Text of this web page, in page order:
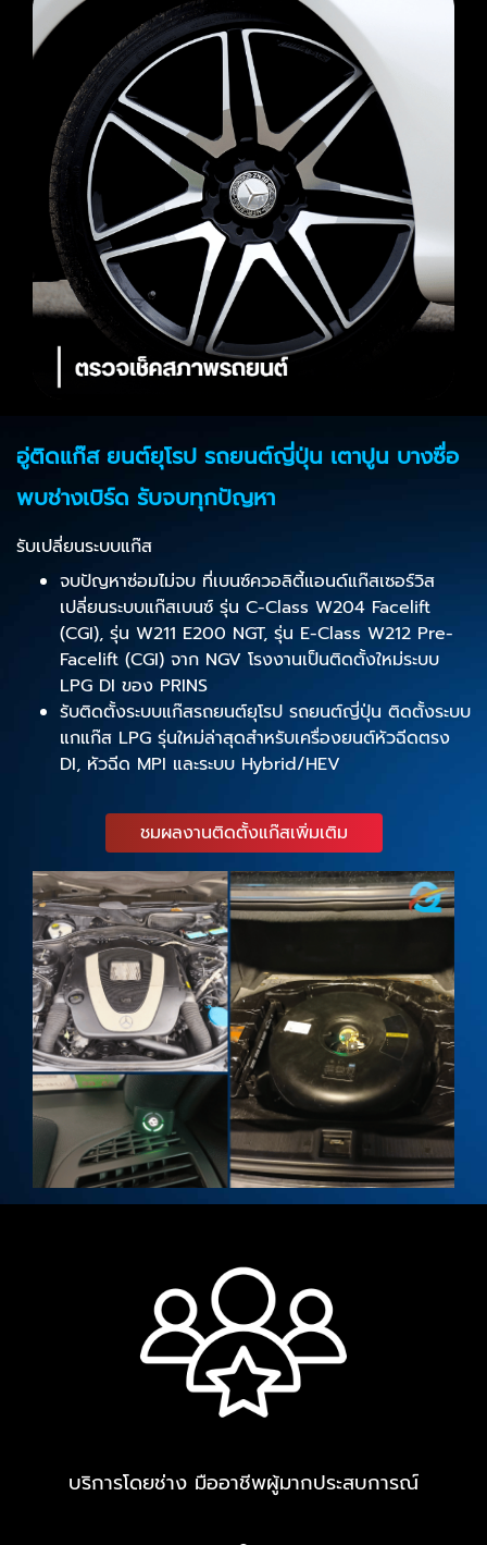
อู่ติดแก๊ส ยนต์ยุโรป รถยนต์ญี่ปุ่น เตาปูน บางซื่อ
พบช่างเบิร์ด รับจบทุกปัญหา
รับเปลี่ยนระบบแก๊ส
จบปัญหาซ่อมไม่จบ ที่เบนซ์ควอลิตี้แอนด์แก๊สเซอร์วิส
เปลี่ยนระบบแก๊สเบนซ์ รุ่น C-Class W204 Facelift
(CGI), รุ่น W211 E200 NGT, รุ่น E-Class W212 Pre-
Facelift (CGI) จาก NGV โรงงานเป็นติดตั้งใหม่ระบบ
LPG DI ของ PRINS
รับติดตั้งระบบแก๊สรถยนต์ยุโรป รถยนต์ญี่ปุ่น ติดตั้งระบบ
แกแก๊ส LPG รุ่นใหม่ล่าสุดสำหรับเครื่องยนต์หัวฉีดตรง
DI, หัวฉีด MPI และระบบ Hybrid/HEV
ชมผลงานติดตั้งแก๊สเพิ่มเติม
บริการโดยช่าง มืออาชีพผู้มากประสบการณ์